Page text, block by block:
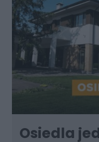
Osiedla